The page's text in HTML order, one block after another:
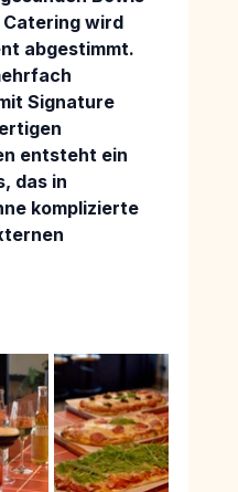
Catering wird
abgestimmt.
Signature
entsteht ein
das in
komplizierte